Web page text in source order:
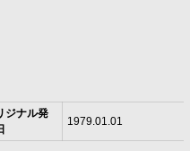
ジナル発
1979.01.01